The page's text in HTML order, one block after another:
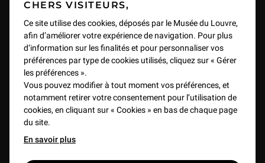
CHERS VISITEURS,
Ce site utilise des cookies, déposés par le Musée du Louvre,
afin d’améliorer votre expérience de navigation. Pour plus
d’information sur les finalités et pour personnaliser vos
préférences par type de cookies utilisés, cliquez sur « Gérer
les préférences ».
Vous pouvez modifier à tout moment vos préférences, et
notamment retirer votre consentement pour l’utilisation de
cookies, en cliquant sur « Cookies » en bas de chaque page
du site.
En savoir plus
Une Minute au Musée - Episode 9 : Le Maître
d’école
VIDEO 1 min